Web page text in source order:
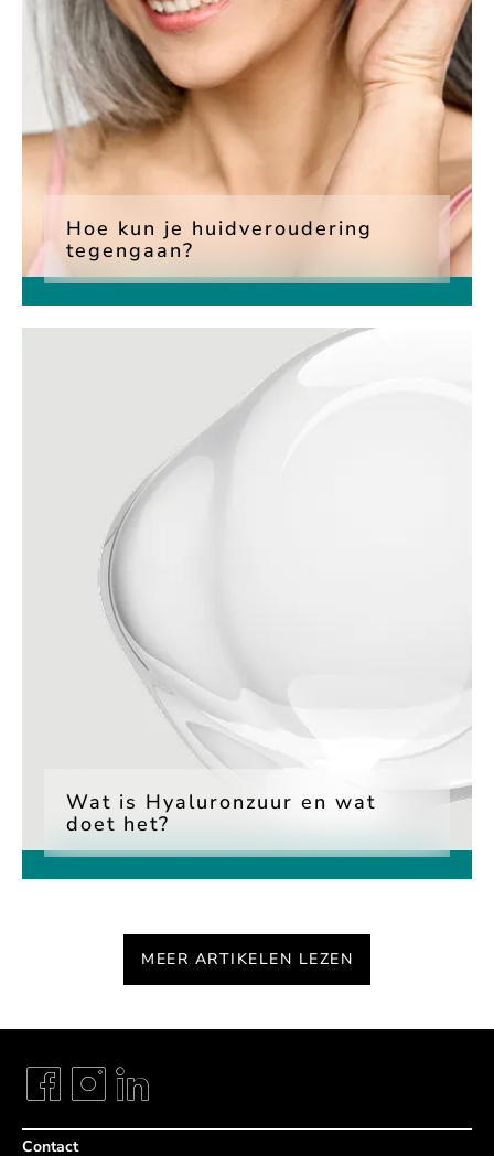
Hoe kun je huid­veroudering
tegengaan?
Wat is Hyaluronzuur en wat
doet het?
MEER ARTIKELEN LEZEN
Contact